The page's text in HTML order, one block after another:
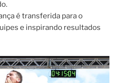
é transferida para o
e inspirando resultados